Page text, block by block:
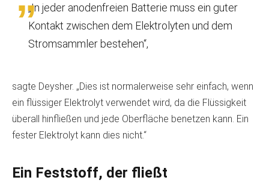
„In jeder anodenfreien Batterie muss ein guter
Kontakt zwischen dem Elektrolyten und dem
Stromsammler bestehen“,
sagte Deysher. „Dies ist normalerweise sehr einfach, wenn
ein flüssiger Elektrolyt verwendet wird, da die Flüssigkeit
überall hinfließen und jede Oberfläche benetzen kann. Ein
fester Elektrolyt kann dies nicht.“
Ein Feststoff, der fließt